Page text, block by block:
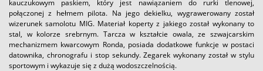
kauczukowym paskiem, który jest nawiązaniem do rurki tlenowej,
połączonej z hełmem pilota. Na jego dekielku, wygrawerowany został
wizerunek samolotu MIG. Materiał koperty z jakiego został wykonany to
stal, w kolorze srebrnym. Tarcza w kształcie owala, ze szwajcarskim
mechanizmem kwarcowym Ronda, posiada dodatkowe funkcje w postaci
datownika, chronografu i stop sekundy. Zegarek wykonany został w stylu
sportowym i wykazuje się z dużą wodoszczelnością.